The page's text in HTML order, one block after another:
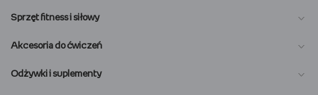
Sprzęt fitness i siłowy
Akcesoria do ćwiczeń
Odżywki i suplementy